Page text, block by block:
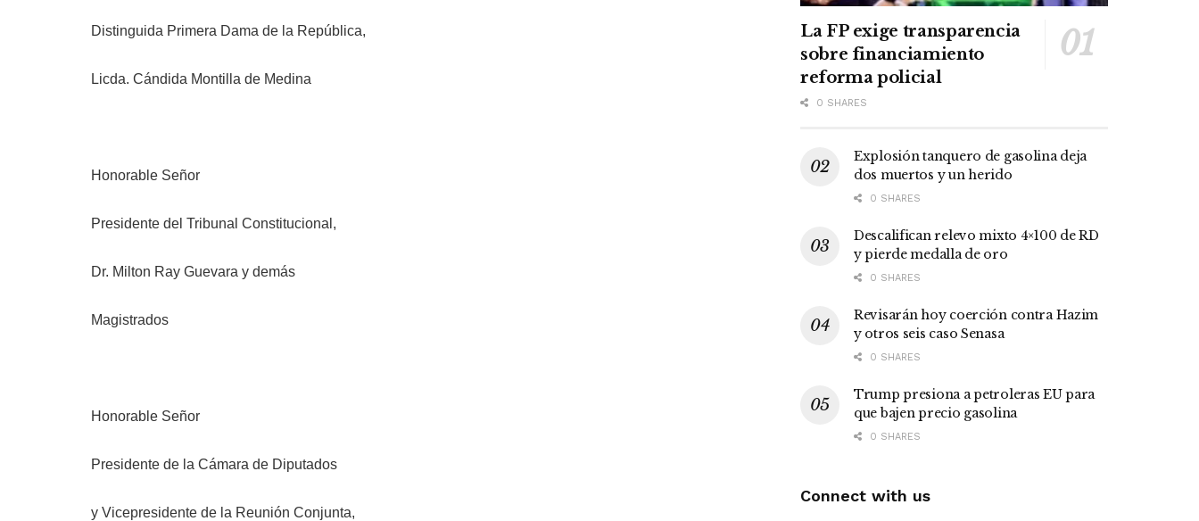
Distinguida Primera Dama de la República,
Licda. Cándida Montilla de Medina
Honorable Señor
Presidente del Tribunal Constitucional,
Dr. Milton Ray Guevara y demás
Magistrados
Honorable Señor
Presidente de la Cámara de Diputados
y Vicepresidente de la Reunión Conjunta,
La FP exige transparencia
sobre financiamiento
reforma policial
0 SHARES
Explosión tanquero de gasolina deja
dos muertos y un herido
0 SHARES
Descalifican relevo mixto 4×100 de RD
y pierde medalla de oro
0 SHARES
Revisarán hoy coerción contra Hazim
y otros seis caso Senasa
0 SHARES
Trump presiona a petroleras EU para
que bajen precio gasolina
0 SHARES
Connect with us